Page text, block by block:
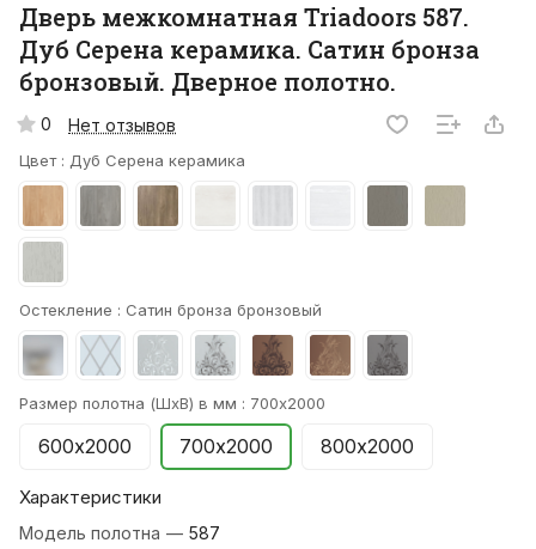
Дверь межкомнатная Triadoors 587.
Дуб Серена керамика. Сатин бронза
бронзовый. Дверное полотно.
0 Нет отзывов
Цвет : Дуб Серена керамика
Остекление : Сатин бронза бронзовый
Размер полотна (ШхВ) в мм : 700х2000
600х2000 700х2000 800х2000
Характеристики
Модель полотна — 587